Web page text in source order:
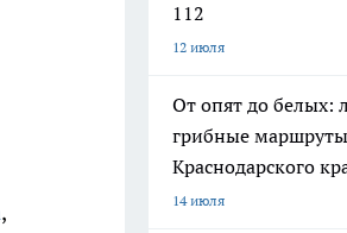
,
112
12 июля
От опят до белых:
грибные маршруты
Краснодарского
14 июля